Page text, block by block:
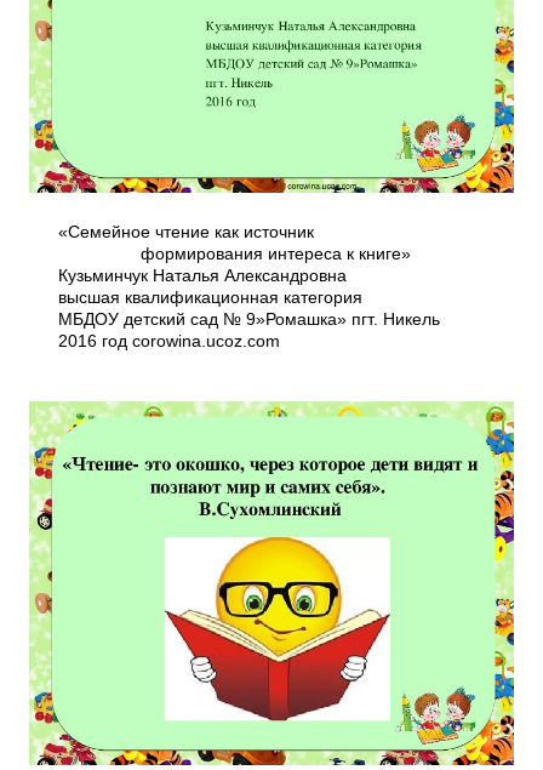
«Семейное чтение как источник
формирования интереса к книге»
Кузьминчук Наталья Александровна
высшая квалификационная категория
МБДОУ детский сад № 9»Ромашка» пгт. Никель
2016 год corowina.ucoz.com